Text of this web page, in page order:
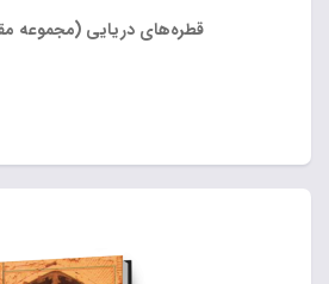
قطره‌های دریایی (مجموعه